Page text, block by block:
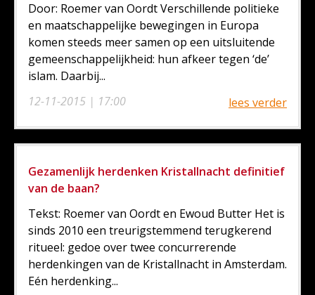
12-11-2015 | 17:00
Door: Roemer van Oordt Verschillende politieke
en maatschappelijke bewegingen in Europa
komen steeds meer samen op een uitsluitende
gemeenschappelijkheid: hun afkeer tegen ‘de’
islam. Daarbij...
lees verder
Gezamenlijk herdenken Kristallnacht definitief
van de baan?
Tekst: Roemer van Oordt en Ewoud Butter Het is
sinds 2010 een treurigstemmend terugkerend
ritueel: gedoe over twee concurrerende
herdenkingen van de Kristallnacht in Amsterdam.
Eén herdenking...